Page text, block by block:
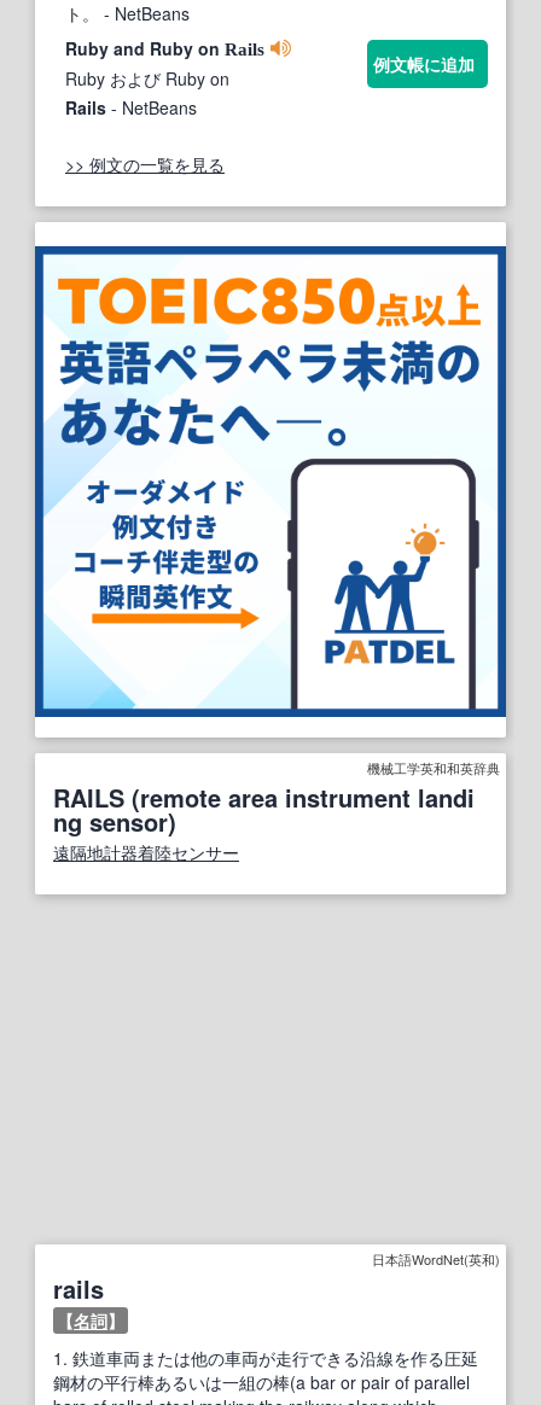
ト。
- NetBeans
Ruby and Ruby on Rails
Ruby および Ruby on
Rails - NetBeans
例文帳に追加
>> 例文の一覧を見る
機械工学英和和英辞典
RAILS (remote area instrument landi
ng sensor)
遠隔地計器着陸センサー
日本語WordNet(英和)
rails
【名詞】
1. 鉄道車両または他の車両が走行できる沿線を作る圧延
鋼材の平行棒あるいは一組の棒(a bar or pair of parallel